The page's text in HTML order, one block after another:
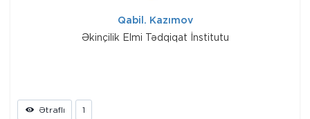
Qabil. Kazımov
Əkinçilik Elmi Tədqiqat İnstitutu
Ətraflı 1